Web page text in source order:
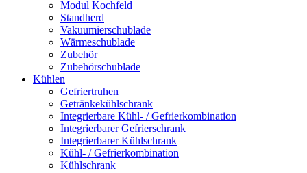
Modul Kochfeld
Standherd
Vakuumierschublade
Wärmeschublade
Zubehör
Zubehörschublade
Kühlen
Gefriertruhen
Getränkekühlschrank
Integrierbare Kühl- / Gefrierkombination
Integrierbarer Gefrierschrank
Integrierbarer Kühlschrank
Kühl- / Gefrierkombination
Kühlschrank